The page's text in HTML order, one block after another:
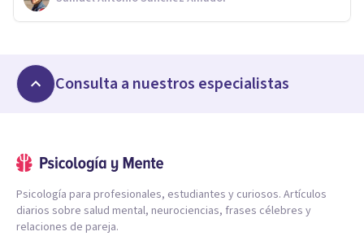
Consulta a nuestros especialistas
Psicología para profesionales, estudiantes y curiosos. Artículos
diarios sobre salud mental, neurociencias, frases célebres y
relaciones de pareja.